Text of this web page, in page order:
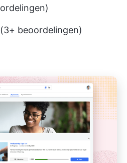
beoordelingen)